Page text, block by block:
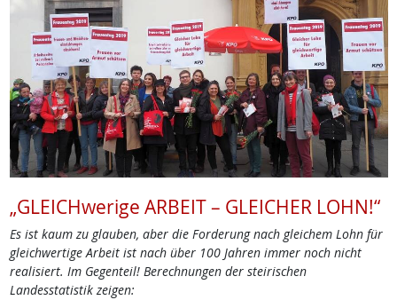
„GLEICHwerige ARBEIT – GLEICHER LOHN!“
Es ist kaum zu glauben, aber die Forderung nach gleichem Lohn für
gleichwertige Arbeit ist nach über 100 Jahren immer noch nicht
realisiert. Im Gegenteil! Berechnungen der steirischen
Landesstatistik zeigen: